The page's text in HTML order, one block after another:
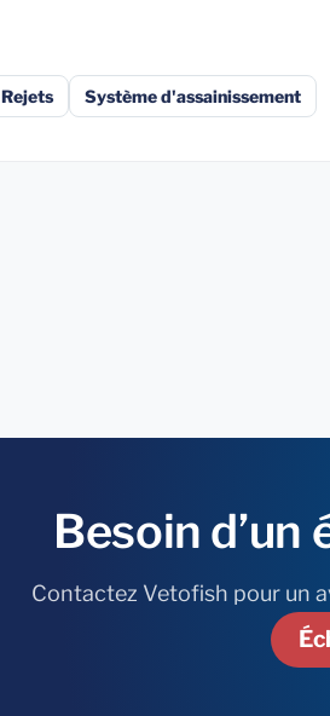
Rejets Système d'assainissement
Besoin d’un
Contactez Vetofish pour un